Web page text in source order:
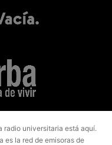
radio universitaria está aquí.
es la red de emisoras de